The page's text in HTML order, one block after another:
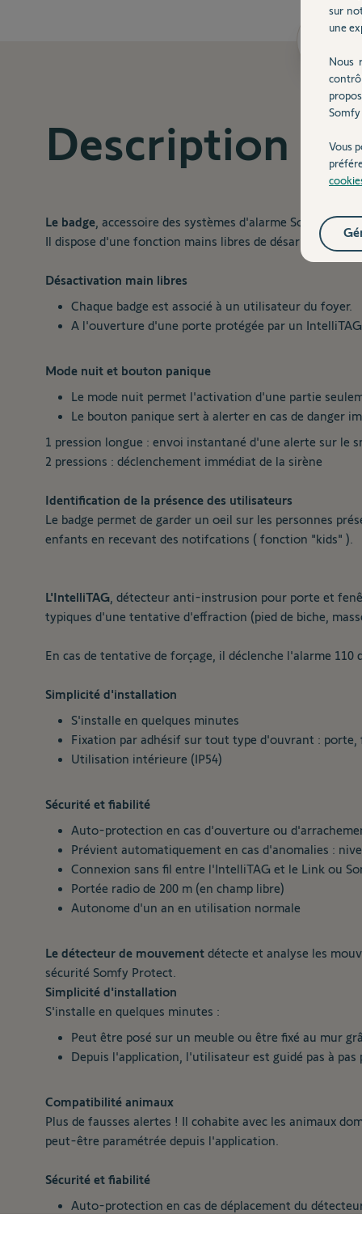
Description
Le badge , accessoire des systèmes d'alarme Somfy
Il dispose d'une fonction mains libres de désarmement
Désactivation main libres
Chaque badge est associé à un utilisateur du foyer.
A l'ouverture d'une porte protégée par un
Mode nuit et bouton panique
Le mode nuit permet l'activation d'une partie
Le bouton panique sert à alerter en cas de danger
1 pression longue : envoi instantané d'une alerte sur le
2 pressions : déclenchement immédiat de la sirène
Identification de la présence des utilisateurs
Le badge permet de garder un oeil sur les personnes
enfants en recevant des notifcations ( fonction "kids" ).
L'IntelliTAG , détecteur anti-instrusion pour porte et
typiques d'une tentative d'effraction (pied de biche,
En cas de tentative de forçage, il déclenche l'alarme
Simplicité d'installation
S'installe en quelques minutes
Fixation par adhésif sur tout type d'ouvrant : porte,
Utilisation intérieure (IP54)
Sécurité et fiabilité
Auto-protection en cas d'ouverture ou
Prévient automatiquement en cas d'anomalies :
Connexion sans fil entre l'IntelliTAG et le Link ou
Portée radio de 200 m (en champ libre)
Autonome d'un an en utilisation normale
Le détecteur de mouvement détecte et analyse les
sécurité Somfy Protect.
Simplicité d'installation
S'installe en quelques minutes :
Peut être posé sur un meuble ou être fixé au mur
Depuis l'application, l'utilisateur est guidé pas à
Compatibilité animaux
Plus de fausses alertes ! Il cohabite avec les animaux
peut-être paramétrée depuis l'application.
Sécurité et fiabilité
Auto-protection en cas de déplacement du
sur
une
Nous
Somfy
Vous